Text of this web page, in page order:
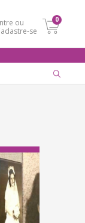
ou
se
0